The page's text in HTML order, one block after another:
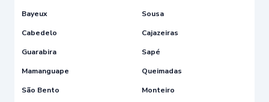
Bayeux
Sousa
Cabedelo
Cajazeiras
Guarabira
Sapé
Mamanguape
Queimadas
São Bento
Monteiro